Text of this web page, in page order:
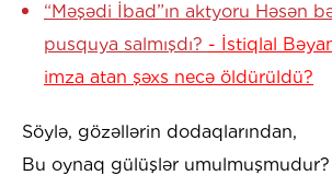
“Məşədi İbad”ın aktyoru Həsən
pusquya salmışdı? - İstiqlal
imza atan şəxs necə öldürüldü?
Söylə, gözəllərin dodaqlarından,
Bu oynaq gülüşlər umulmuşmudur?